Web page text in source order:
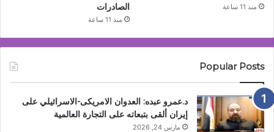
منذ 11 ساعة
الصادرات
منذ 11 ساعة
Popular Posts
د.عمرو عبده: العدوان الامريكى-الاسرائيلي على
إيران ألقى بتبعاته على التجارة العالمية
مارس 24, 2026